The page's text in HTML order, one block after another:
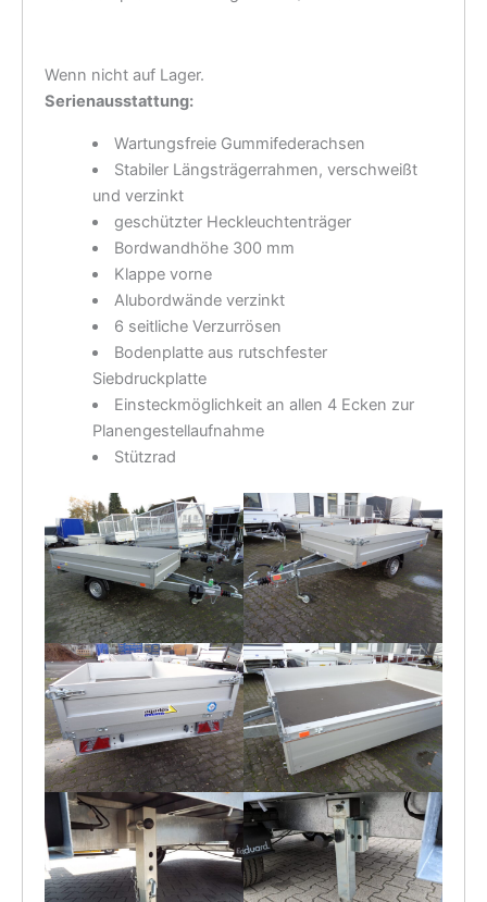
Wenn nicht auf Lager.
Serienausstattung:
Wartungsfreie Gummifederachsen
Stabiler Längsträgerrahmen, verschweißt
und verzinkt
geschützter Heckleuchtenträger
Bordwandhöhe 300 mm
Klappe vorne
Alubordwände verzinkt
6 seitliche Verzurrösen
Bodenplatte aus rutschfester
Siebdruckplatte
Einsteckmöglichkeit an allen 4 Ecken zur
Planengestellaufnahme
Stützrad